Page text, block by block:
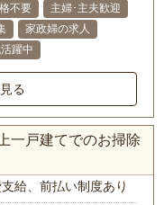
不要
主婦･主夫歓迎
家政婦の求人
躍中
る
一戸建てでのお掃除
支給、前払い制度あり